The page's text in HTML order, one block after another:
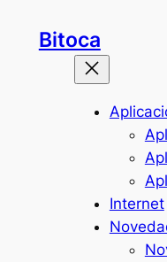
Bitoca
Internet